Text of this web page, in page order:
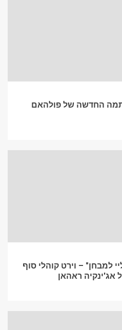
החדשה של פולהאם
למבחן" – וירט קוהלי סוף
אג'ינקיה ראהאן